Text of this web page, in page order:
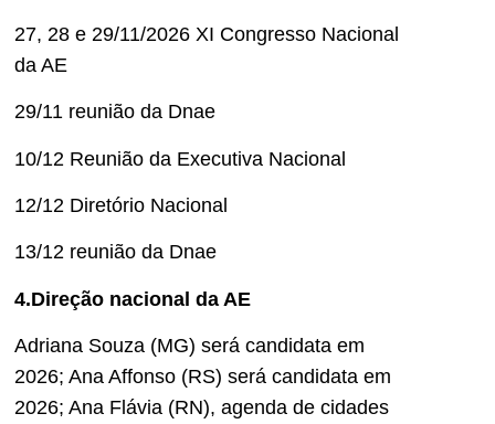
27, 28 e 29/11/2026 XI Congresso Nacional
da AE
29/11 reunião da Dnae
10/12 Reunião da Executiva Nacional
12/12 Diretório Nacional
13/12 reunião da Dnae
4.Direção nacional da AE
Adriana Souza (MG) será candidata em
2026; Ana Affonso (RS) será candidata em
2026; Ana Flávia (RN), agenda de cidades